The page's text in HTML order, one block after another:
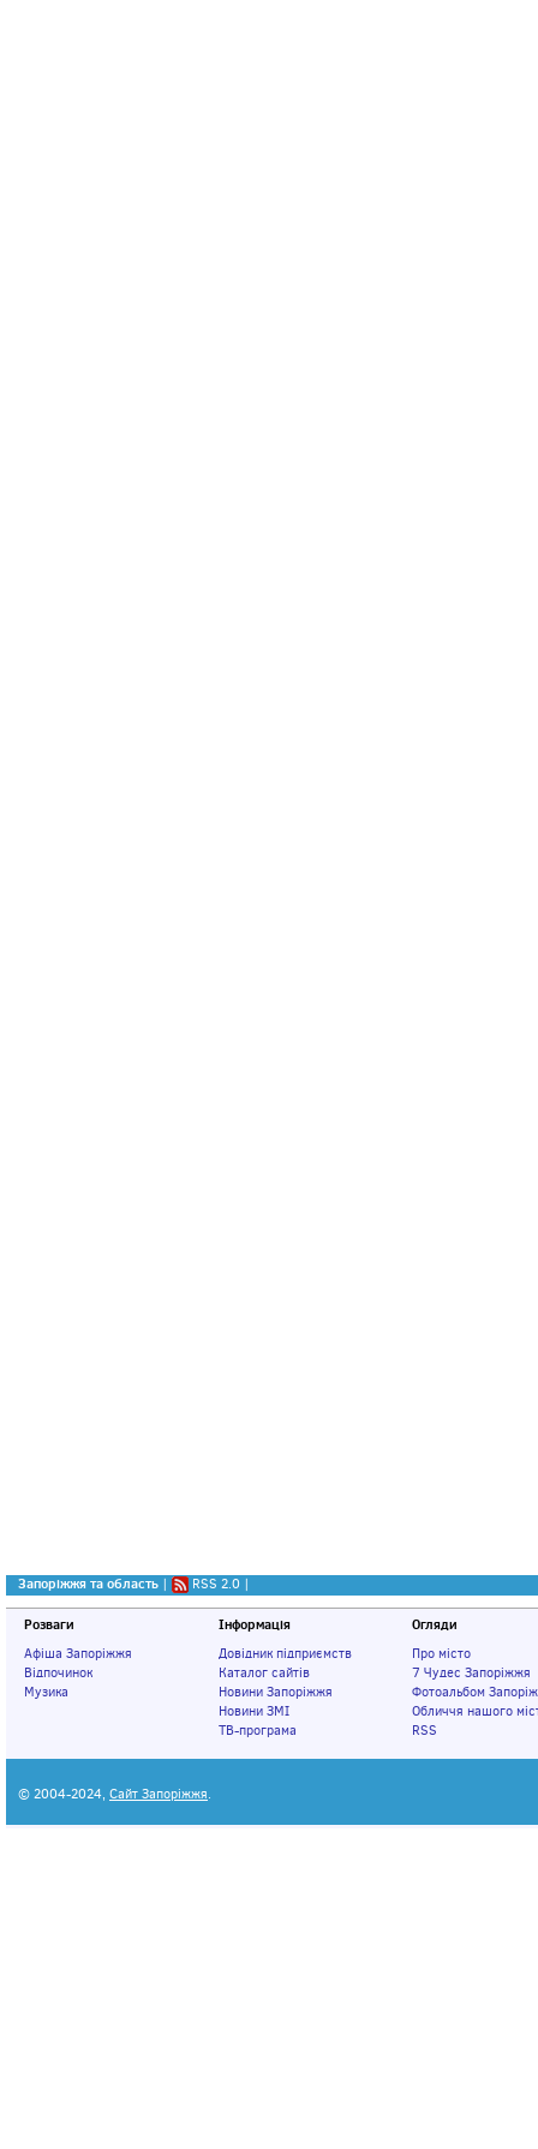
Запоріжжя та область | RSS 2.0 |
Розваги
Афіша Запоріжжя
Відпочинок
Музика
Інформація
Довідник підприємств
Каталог сайтів
Новини Запоріжжя
Новини ЗМІ
ТВ-програма
Огляди
Про місто
7 Чудес Запоріжжя
Фотоальбом
Обличчя нашого
RSS
© 2004-2024, Сайт Запоріжжя.